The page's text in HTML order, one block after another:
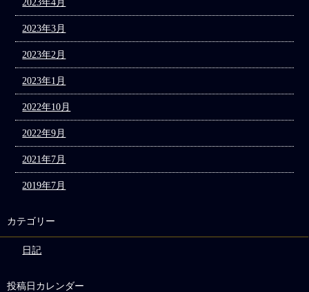
2023年4月
2023年3月
2023年2月
2023年1月
2022年10月
2022年9月
2021年7月
2019年7月
カテゴリー
日記
投稿日カレンダー